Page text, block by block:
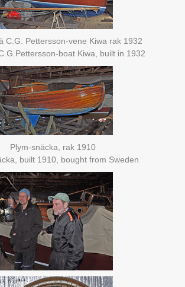
C.G. Pettersson-vene Kiwa rak 1932
boat Kiwa, built in 1932
Plym-snäcka, rak 1910
built 1910, bought from Sweden